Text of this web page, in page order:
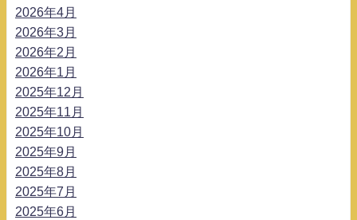
2026年4月
2026年3月
2026年2月
2026年1月
2025年12月
2025年11月
2025年10月
2025年9月
2025年8月
2025年7月
2025年6月